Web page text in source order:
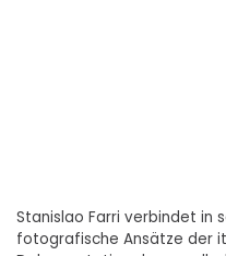
Stanislao Farri verbindet in
fotografische Ansätze der